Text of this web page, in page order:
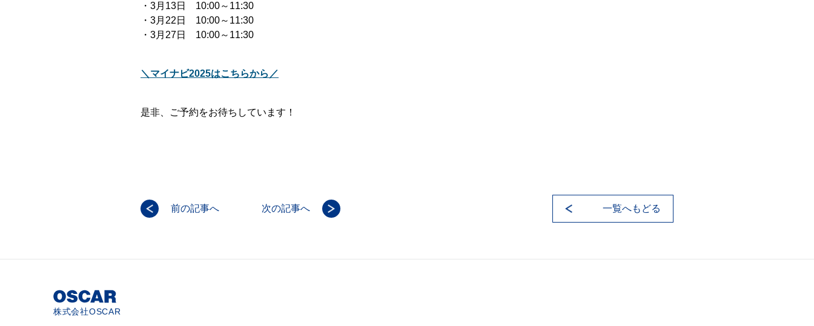
・3月13日 10:00～11:30
・3月22日 10:00～11:30
・3月27日 10:00～11:30
＼マイナビ2025はこちらから／
是非、ご予約をお待ちしています！
前の記事へ 次の記事へ 一覧へもどる
株式会社OSCAR